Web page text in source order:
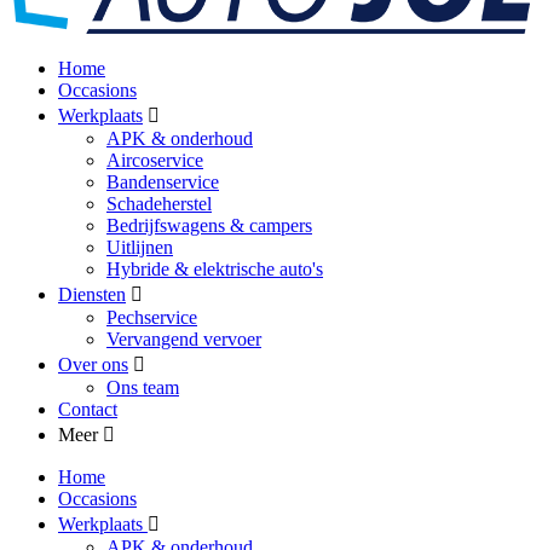
Home
Occasions
Werkplaats
APK & onderhoud
Aircoservice
Bandenservice
Schadeherstel
Bedrijfswagens & campers
Uitlijnen
Hybride & elektrische auto's
Diensten
Pechservice
Vervangend vervoer
Over ons
Ons team
Contact
Meer
Home
Occasions
Werkplaats